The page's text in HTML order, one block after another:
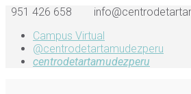
951 426 658
Campus Virtual
@centrodetartamudezperu
centrodetartamudezperu